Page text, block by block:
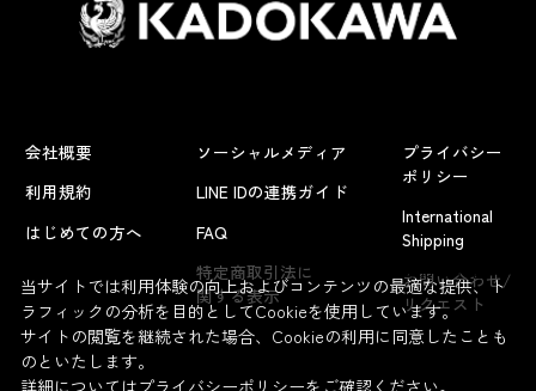
よくあるお問い合わせ
会社概要
利用規約
はじめての方へ
ソーシャルメディア
LINE IDの連携ガイド
FAQ
特定商取引法に
関する表示
プライバシー
ポリシー
International
Shipping
お問い合わせ/
リクエスト
当サイトでは利用体験の向上およびコンテンツの最適な提供、ト
ラフィックの分析を目的としてCookieを使用しています。
サイトの閲覧を継続された場合、Cookieの利用に同意したことも
のといたします。